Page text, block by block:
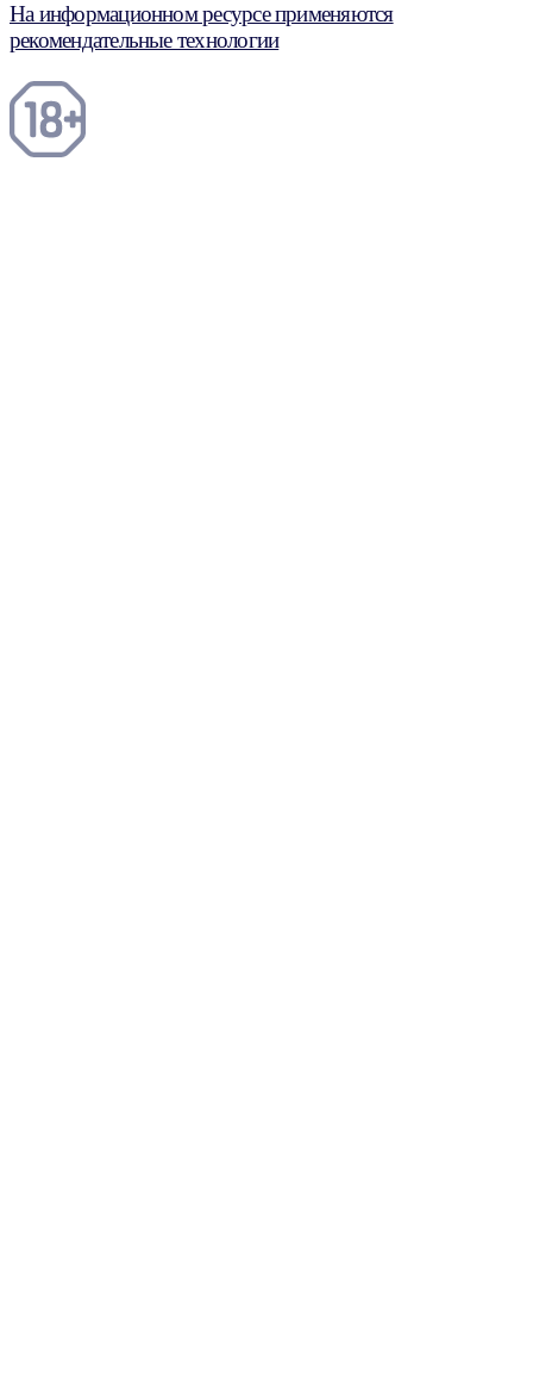
На информационном ресурсе применяются
рекомендательные технологии